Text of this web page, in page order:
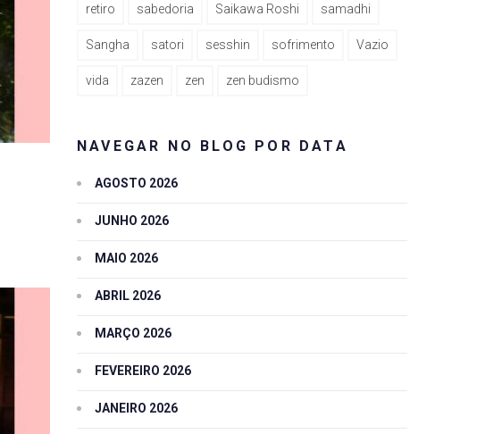
retiro sabedoria Saikawa Roshi samadhi
Sangha satori sesshin sofrimento Vazio
vida zazen zen zen budismo
NAVEGAR NO BLOG POR DATA
AGOSTO 2026
JUNHO 2026
MAIO 2026
ABRIL 2026
MARÇO 2026
FEVEREIRO 2026
JANEIRO 2026